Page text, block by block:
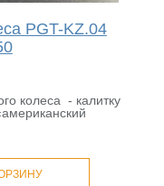
PGT-KZ.04
колеса - калитку